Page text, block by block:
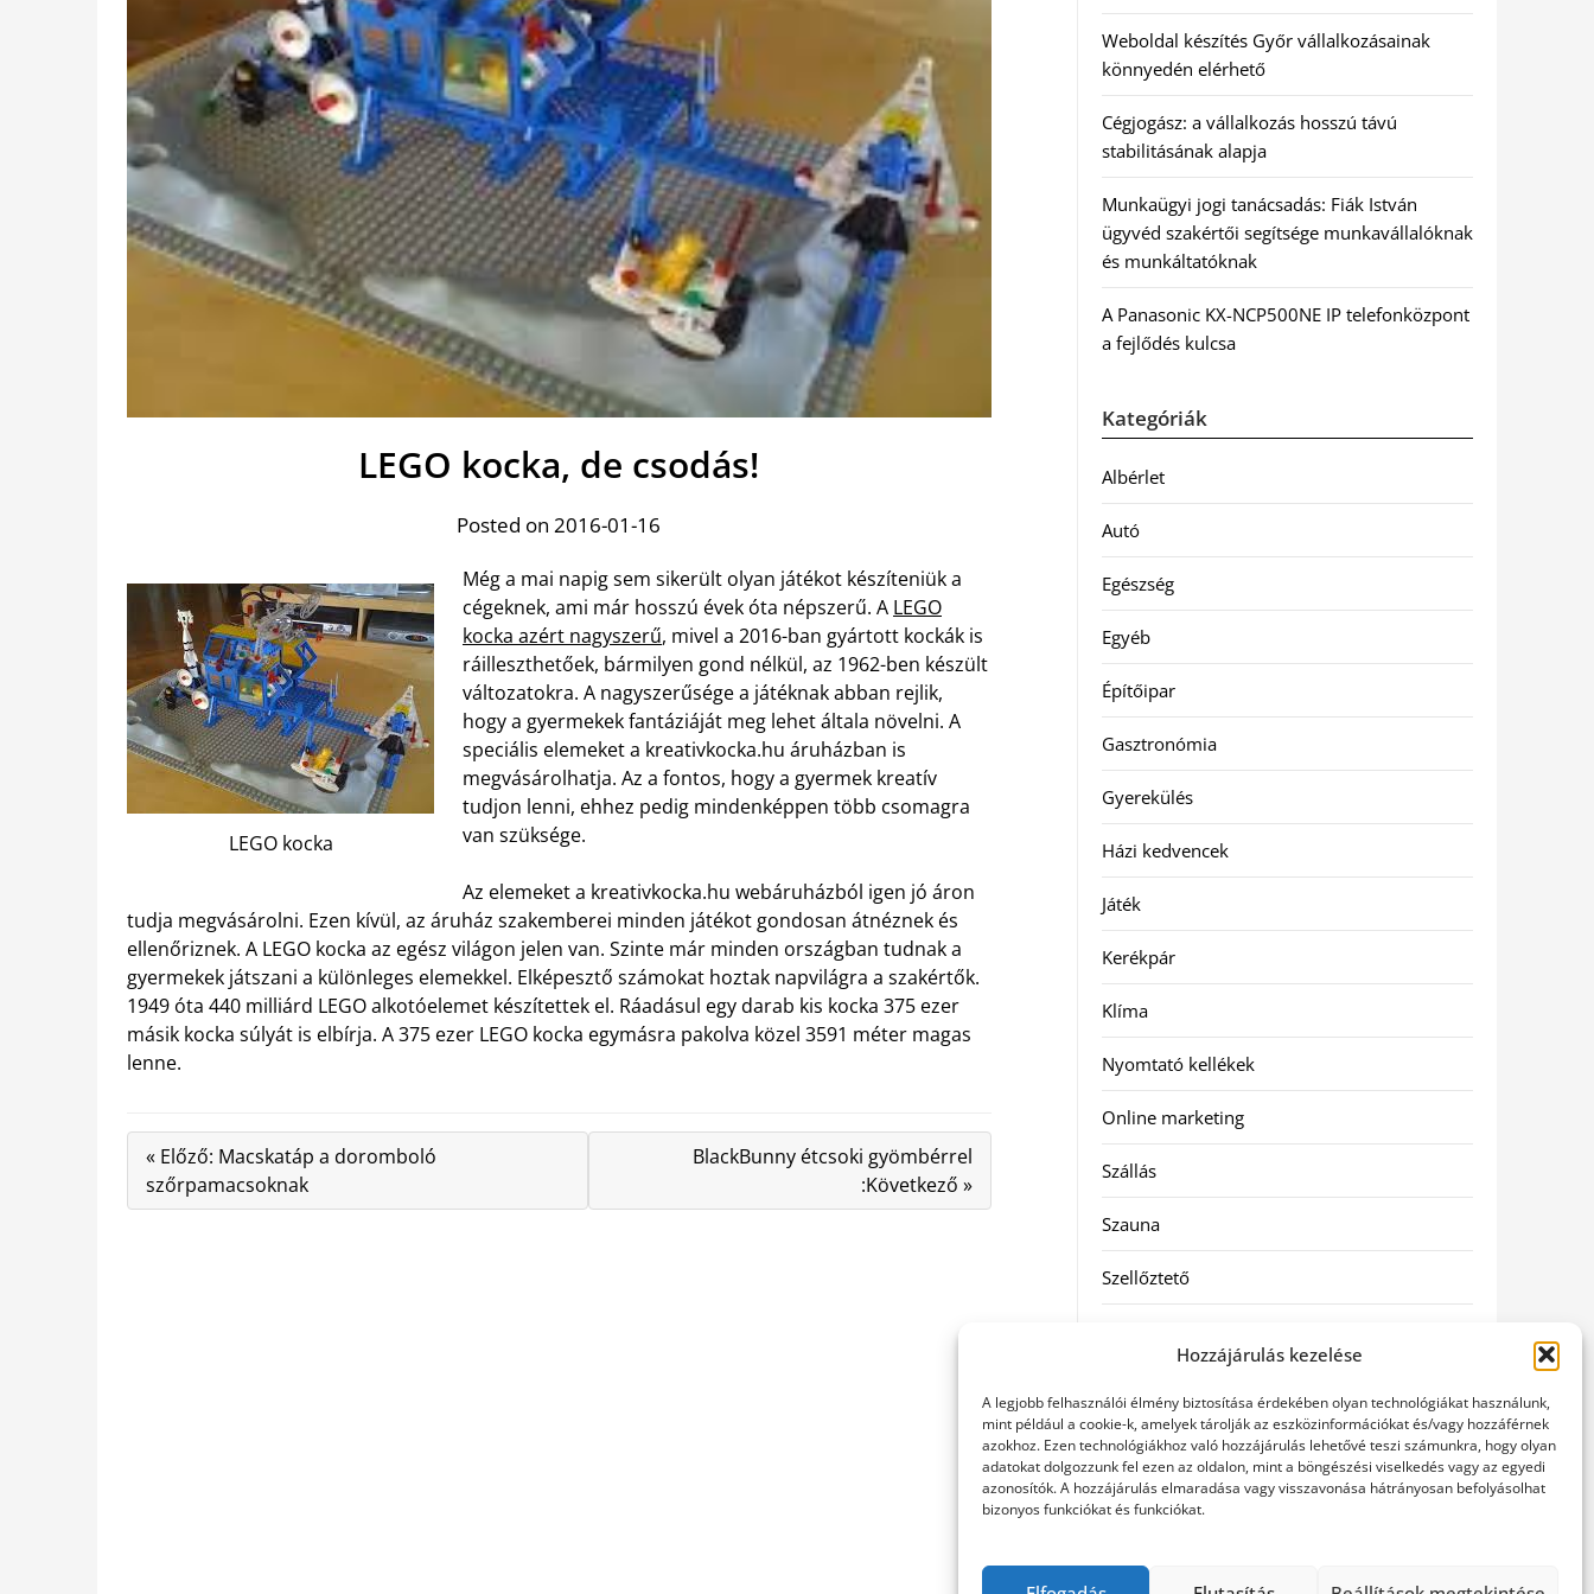
Hozzájárulás kezelése
A legjobb felhasználói élmény biztosítása érdekében olyan technológiákat használunk,
mint például a cookie-k, amelyek tárolják az eszközinformációkat és/vagy hozzáférnek
azokhoz. Ezen technológiákhoz való hozzájárulás lehetővé teszi számunkra, hogy olyan
adatokat dolgozzunk fel ezen az oldalon, mint a böngészési viselkedés vagy az egyedi
azonosítók. A hozzájárulás elmaradása vagy visszavonása hátrányosan befolyásolhat
bizonyos funkciókat és funkciókat.
LEGO kocka, de csodás!
Posted on 2016-01-16
LEGO kocka
Még a mai napig sem sikerült olyan játékot készíteniük a
cégeknek, ami már hosszú évek óta népszerű. A LEGO
kocka azért nagyszerű, mivel a 2016-ban gyártott kockák is
ráilleszthetőek, bármilyen gond nélkül, az 1962-ben készült
változatokra. A nagyszerűsége a játéknak abban rejlik,
hogy a gyermekek fantáziáját meg lehet általa növelni. A
speciális elemeket a kreativkocka.hu áruházban is
megvásárolhatja. Az a fontos, hogy a gyermek kreatív
tudjon lenni, ehhez pedig mindenképpen több csomagra
van szüksége.
Az elemeket a kreativkocka.hu webáruházból igen jó áron
tudja megvásárolni. Ezen kívül, az áruház szakemberei minden játékot gondosan átnéznek és
ellenőriznek. A LEGO kocka az egész világon jelen van. Szinte már minden országban tudnak a
gyermekek játszani a különleges elemekkel. Elképesztő számokat hoztak napvilágra a szakértők.
1949 óta 440 milliárd LEGO alkotóelemet készítettek el. Ráadásul egy darab kis kocka 375 ezer
másik kocka súlyát is elbírja. A 375 ezer LEGO kocka egymásra pakolva közel 3591 méter magas
lenne.
« Előző: Macskatáp a doromboló
szőrpamacsoknak
BlackBunny étcsoki gyömbérrel
:Következő »
Weboldal készítés Győr vállalkozásainak
könnyedén elérhető
Cégjogász: a vállalkozás hosszú távú
stabilitásának alapja
Munkaügyi jogi tanácsadás: Fiák István
ügyvéd szakértői segítsége munkavállalóknak
és munkáltatóknak
A Panasonic KX-NCP500NE IP telefonközpont
a fejlődés kulcsa
Kategóriák
Albérlet
Autó
Egészség
Egyéb
Építőipar
Gasztronómia
Gyerekülés
Házi kedvencek
Játék
Kerékpár
Klíma
Nyomtató kellékek
Online marketing
Szállás
Szauna
Szellőztető
Utazás
Vásárlás